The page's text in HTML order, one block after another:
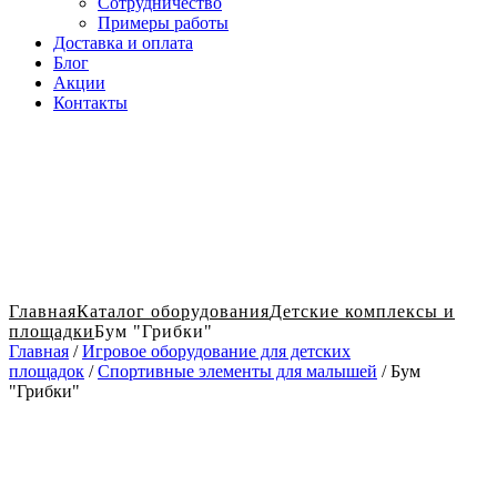
Примеры работы
Доставка и оплата
Блог
Акции
Контакты
ГлавнаяКаталог оборудованияДетские комплексы и
площадкиБум "Грибки"
Главная /Игровое оборудование для детских
площадок /Спортивные элементы для малышей / Бум
"Грибки"